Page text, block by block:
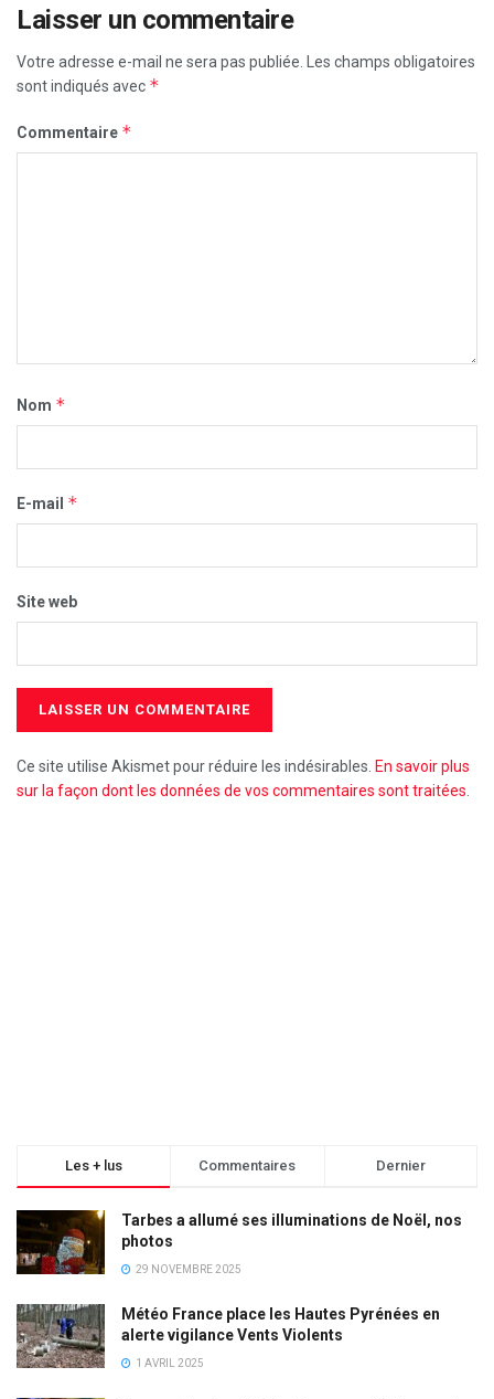
Laisser un commentaire
Votre adresse e-mail ne sera pas publiée.
Les champs obligatoires
sont indiqués avec *
Commentaire *
Nom *
E-mail *
Site web
Ce site utilise Akismet pour réduire les indésirables. En savoir plus
sur la façon dont les données de vos commentaires sont traitées
Les + lus Commentaires Dernier
Tarbes a allumé ses illuminations de Noël, nos
photos
29 NOVEMBRE 2025
Météo France place les Hautes Pyrénées en
alerte vigilance Vents Violents
1 AVRIL 2025